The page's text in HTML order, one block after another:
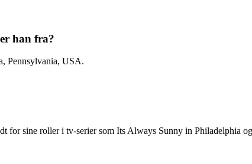
han fra?
Pennsylvania, USA.
for sine roller i tv-serier som Its Always Sunny in Philadelphia